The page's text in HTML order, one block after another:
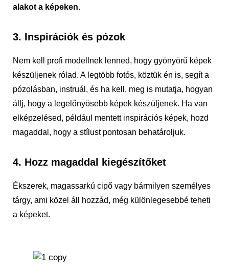
alakot a képeken.
3. Inspirációk és pózok
Nem kell profi modellnek lenned, hogy gyönyörű képek
készüljenek rólad. A legtöbb fotós, köztük én is, segít a
pózolásban, instruál, és ha kell, meg is mutatja, hogyan
állj, hogy a legelőnyösebb képek készüljenek. Ha van
elképzelésed, például mentett inspirációs képek, hozd
magaddal, hogy a stílust pontosan behatároljuk.
4. Hozz magaddal kiegészítőket
Ékszerek, magassarkú cipő vagy bármilyen személyes
tárgy, ami közel áll hozzád, még különlegesebbé teheti
a képeket.